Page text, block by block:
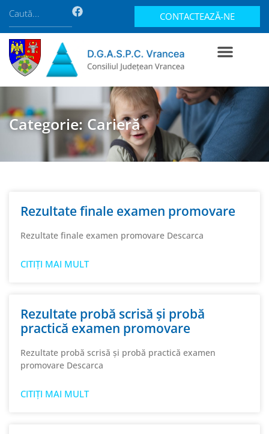
CONTACTEAZĂ-NE
Categorie: Carieră
Rezultate finale examen promovare
Rezultate finale examen promovare Descarca
CITIȚI MAI MULT
Rezultate probă scrisă și probă
practică examen promovare
Rezultate probă scrisă și probă practică examen
promovare Descarca
CITIȚI MAI MULT